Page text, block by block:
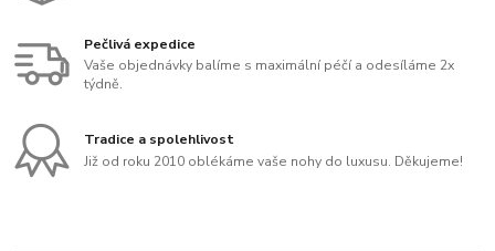
Pečlivá expedice
Vaše objednávky balíme s maximální péčí a odesíláme 2x
týdně.
Tradice a spolehlivost
Již od roku 2010 oblékáme vaše nohy do luxusu. Děkujeme!